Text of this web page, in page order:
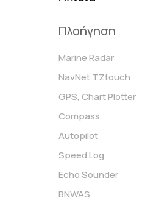
Ανιχνευτής ψαριών
Multi Beam Sonar
Current Indicator
Πλοήγηση
Marine Radar
NavNet TZtouch
1 series
2 series
3 series
GPS, Chart Plotter
Compass
Autopilot
Speed Log
Echo Sounder
BNWAS